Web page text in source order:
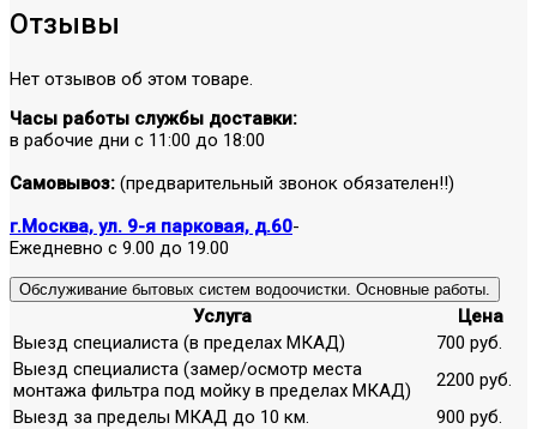
Отзывы
Нет отзывов об этом товаре.
Часы работы службы доставки:
в рабочие дни с 11:00 до 18:00
Самовывоз: (предварительный звонок обязателен!!)
г.Москва, ул. 9-я парковая, д.60-
Ежедневно с 9.00 до 19.00
Обслуживание бытовых систем водоочистки. Основные работы.
Услуга
Цена
Выезд специалиста (в пределах МКАД)
700 руб.
Выезд специалиста (замер/осмотр места
монтажа фильтра под мойку в пределах МКАД)
2200 руб.
Выезд за пределы МКАД до 10 км.
900 руб.